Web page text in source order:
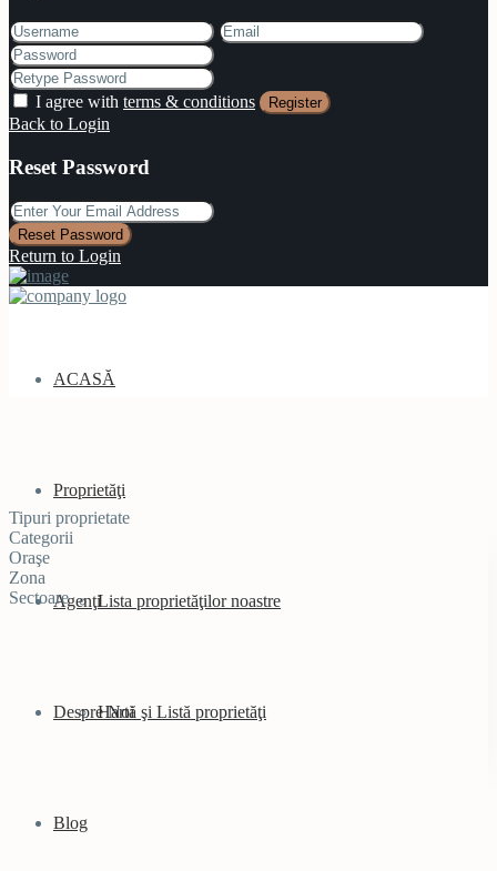
I agree with terms & conditions Register
Back to Login
Reset Password
Reset Password
Return to Login
ACASĂ
Proprietăţi
Lista proprietăţilor noastre
Hartă şi Listă proprietăţi
Agenţi
Despre Noi
Blog
Tipuri proprietate
Categorii
Oraşe
Zona
Sectoare